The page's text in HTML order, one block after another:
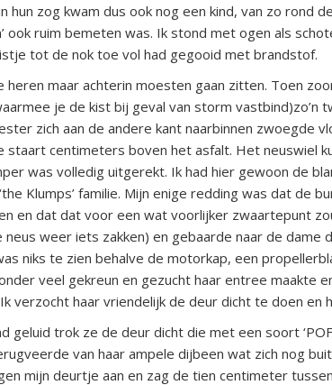
hun zog kwam dus ook nog een kind, van zo rond
ook ruim bemeten was. Ik stond met ogen als
tot de nok toe vol had gegooid met brandstof.
heren maar achterin moesten gaan zitten. Toen
je de kist bij geval van storm vastbind)zo’n
zich aan de andere kant naarbinnen zwoegde
staart centimeters boven het asfalt. Het neuswiel
was volledig uitgerekt. Ik had hier gewoon de
Klumps’ familie. Mijn enige redding was dat de
en dat dat voor een wat voorlijker zwaartepunt
weer iets zakken) en gebaarde naar de dame
niks te zien behalve de motorkap, een
veel gekreun en gezucht haar entree maakte
verzocht haar vriendelijk de deur dicht te doen en
geluid trok ze de deur dicht die met een soort
van haar ampele dijbeen wat zich nog
mijn deurtje aan en zag de tien centimeter